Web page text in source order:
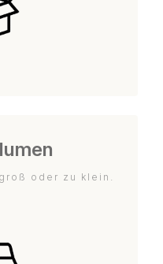
oder zu klein.